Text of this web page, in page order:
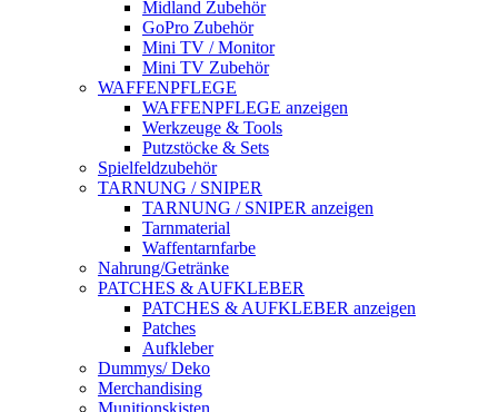
Midland Zubehör
GoPro Zubehör
Mini TV / Monitor
Mini TV Zubehör
WAFFENPFLEGE
WAFFENPFLEGE anzeigen
Werkzeuge & Tools
Putzstöcke & Sets
Spielfeldzubehör
TARNUNG / SNIPER
TARNUNG / SNIPER anzeigen
Tarnmaterial
Waffentarnfarbe
Nahrung/Getränke
PATCHES & AUFKLEBER
PATCHES & AUFKLEBER anzeigen
Patches
Aufkleber
Dummys/ Deko
Merchandising
Munitionskisten